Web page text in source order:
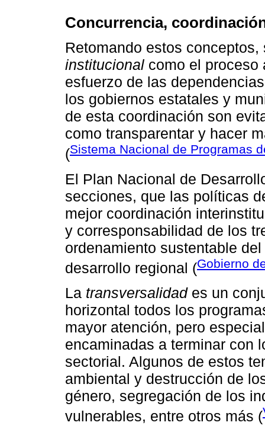
Concurrencia,
Retomando estos
institucional como el proceso
esfuerzo de las
los gobiernos estatales y
de esta coordinación son
como transparentar y hacer
(Sistema Nacional de Programas
El Plan Nacional de
secciones, que las políticas
mejor coordinación
y corresponsabilidad de los
ordenamiento sustentable
desarrollo regional (Gobierno
La transversalidades un
horizontal todos los
mayor atención, pero
encaminadas a terminar con
sectorial. Algunos de estos
ambiental y destrucción de
género, segregación de los
vulnerables, entre otros más (